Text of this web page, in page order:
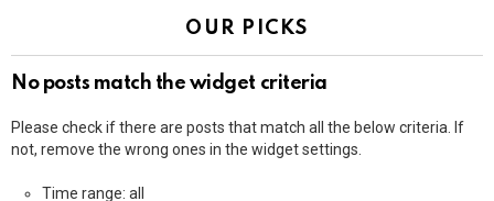
OUR PICKS
No posts match the widget criteria
Please check if there are posts that match all the below criteria. If
not, remove the wrong ones in the widget settings.
Time range: all